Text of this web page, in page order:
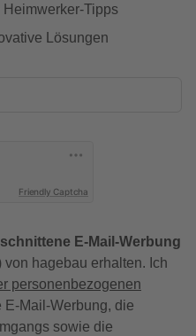
Tipps
Lösungen
Friendly Captcha
E-Mail-Werbung
hagebau erhalten. Ich
personenbezogenen
E-Mail-Werbung, die
sowie die